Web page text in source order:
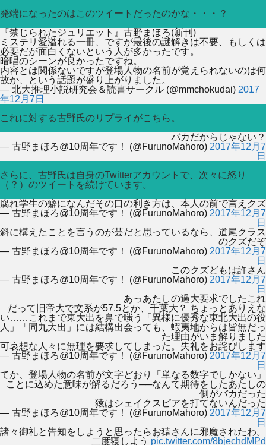
発端になったのはこのツイートだったのかな・・・？
『禁じられたジュリエット』古野まほろ(新刊)
ミステリ愛溢れる一冊、ですが最後の謎解きは不要、もしくは
必要だが面白くないという人が多かったです。
暗唱のシーンが良かったですね。
内容とは関係ないですが登場人物の名前が覚えられないのは何
故か、という話題が盛り上がりました。
— 北大推理小説研究会＆読書サークル (@mmchokudai) 2017
年12月7日
これに対する古野氏のリプライがこちら。
バカだからじゃない？
— 古野まほろ@10周年です！ (@FurunoMahoro) 2017年12月7
日
さらに、古野氏は自身のTwitterアカウントで、次々に怒り
（？）のツイートを続けています。
腐れ学生の癖になんだその口の利き方は、本人の前で言えクズ
— 古野まほろ@10周年です！ (@FurunoMahoro) 2017年12月7
日
斜に構えたことを言うのが芸だと思っているなら、道尾クラス
のクズだぞ
— 古野まほろ@10周年です！ (@FurunoMahoro) 2017年12月7
日
このクズどもは許さん
— 古野まほろ@10周年です！ (@FurunoMahoro) 2017年12月7
日
あっあたしの過大要求でしたこれ
だって旧帝大で文系が57.5とか、千葉大？ ちょっとありえな
い……これまで東大出を鼻で嗤う「異様に優秀な東北大出の役
人」「同九大出」には結構出会っても、蝦夷地からは皆無だっ
た理由がいま解りました
可哀想な人々に無理を要求してしまった。失礼をお詫びします
— 古野まほろ@10周年です！ (@FurunoMahoro) 2017年12月7
日
てか、登場人物の名前が文字どおり「単なる数字でしかない」
ことに込めた意味が解るだろう──なんて期待をしたあたしの
側がバカだった
猿はシェイクスピアを打てないんだった
— 古野まほろ@10周年です！ (@FurunoMahoro) 2017年12月7
日
諸々御礼と告知をしようと思ったらお猿さんに邪魔されたわ。
二度寝しよう pic.twitter.com/8bjechdMPd